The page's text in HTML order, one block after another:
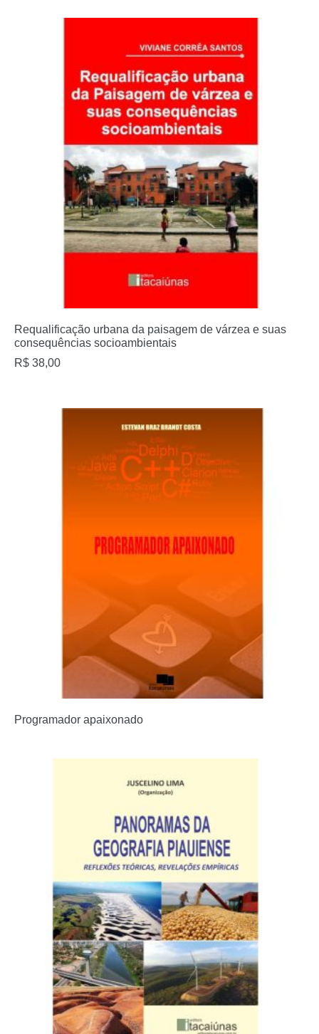
Requalificação urbana da paisagem de várzea e suas
consequências socioambientais
R$ 38,00
Programador apaixonado